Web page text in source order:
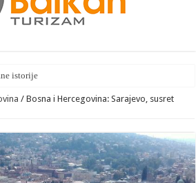
istorije
gde se susreću tradicija i savremena uživanja
/ Bosna i Hercegovina: Sarajevo, susret